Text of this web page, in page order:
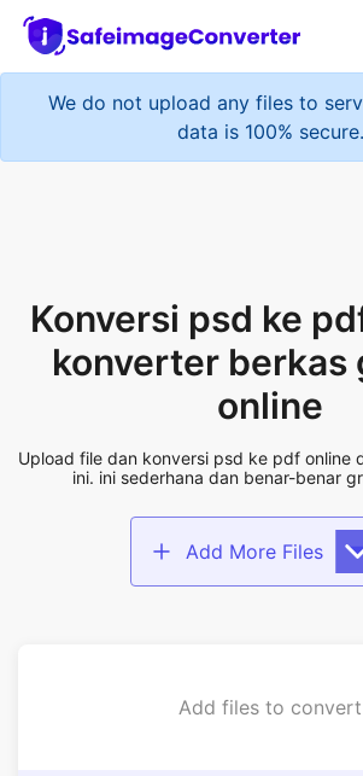
We do not upload any files to
data is 100% secure.
online
Upload file dan konversi psd ke pdf online
ini. ini sederhana dan benar-benar
Add More Files